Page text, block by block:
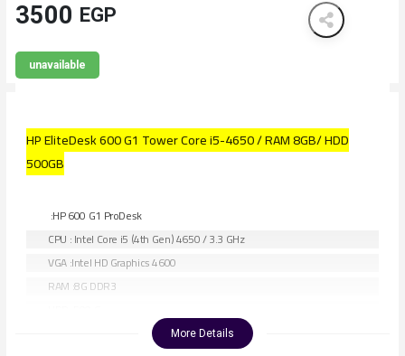
3500 EGP
unavailable
HP EliteDesk 600 G1 Tower Core i5-4650 / RAM 8GB/ HDD
500GB
:HP 600 G1 ProDesk
CPU : Intel Core i5 (4th Gen) 4650 / 3.3 GHz
VGA :Intel HD Graphics 4600
RAM :8G DDR3
POWER SUPPLY :320w
More Details